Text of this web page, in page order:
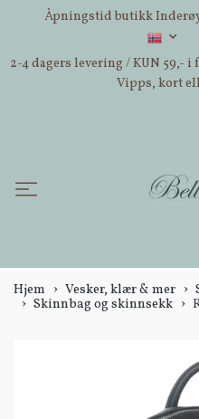
Åpningstid butikk Inderøy:
2-4 dagers levering / KUN 59,-
Vipps, kort
Hjem Vesker, klær & mer
Skinnbag og skinnsekk